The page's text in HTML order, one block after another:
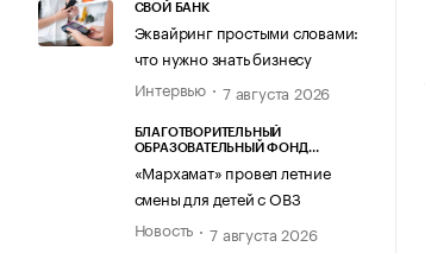
СВОЙ БАНК
Эквайринг простыми словами:
что нужно знать бизнесу
Интервью
7 августа 2026
БЛАГОТВОРИТЕЛЬНЫЙ
ОБРАЗОВАТЕЛЬНЫЙ ФОНД
«Мархамат» провел летние
смены для детей с ОВЗ
Новость
7 августа 2026